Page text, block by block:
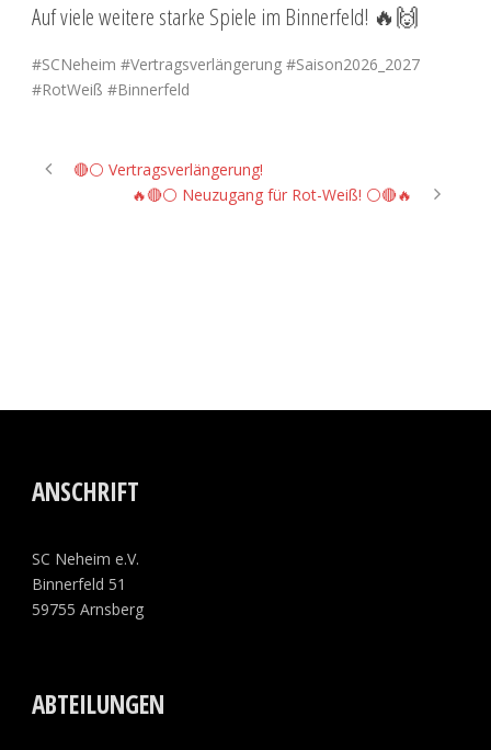
Auf viele weitere starke Spiele im Binnerfeld! 🔥🙌
#SCNeheim #Vertragsverlängerung #Saison2026_2027
#RotWeiß #Binnerfeld
🔴⚪️ Vertragsverlängerung!
🔥🔴⚪ Neuzugang für Rot-Weiß! ⚪🔴🔥
ANSCHRIFT
SC Neheim e.V.
Binnerfeld 51
59755 Arnsberg
ABTEILUNGEN